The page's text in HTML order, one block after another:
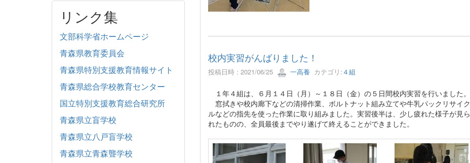
校内実習がんばりました！
投稿日時 : 2021/06/25 一高養 カテゴリ: ４組
１年４組は、６月１４日（月）～１８日（金）の５日間校内実習を行いました。
窓拭きや校内廊下などの清掃作業、ボルトナット組み立てや牛乳パックリサイク
ルなどの指先を使った作業に取り組みました。実習後半は、少し疲れた様子が見ら
れたものの、全員最後までやり遂げて終えることができました。
リンク集
文部科学省ホームページ
青森県教育委員会
青森県特別支援教育情報サイト
青森県総合学校教育センター
国立特別支援教育総合研究所
青森県立盲学校
青森県立八戸盲学校
青森県立青森聾学校